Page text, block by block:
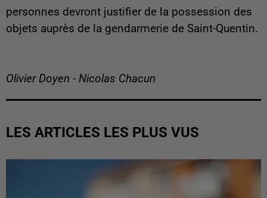
personnes devront justifier de la possession des
objets auprès de la gendarmerie de Saint-Quentin.
Olivier Doyen - Nicolas Chacun
LES ARTICLES LES PLUS VUS